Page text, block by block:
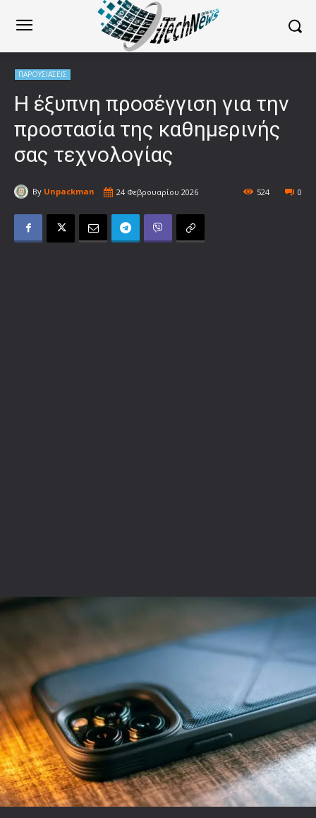
ΠΑΡΟΥΣΙΑΣΕΙΣ
Η έξυπνη προσέγγιση για την
προστασία της καθημερινής
σας τεχνολογίας
By Unpackman 24 Φεβρουαρίου 2026 0
524